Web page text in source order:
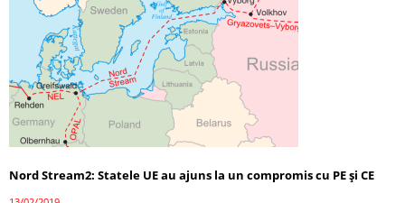
Nord Stream2: Statele UE au ajuns la un compromis cu PE şi CE